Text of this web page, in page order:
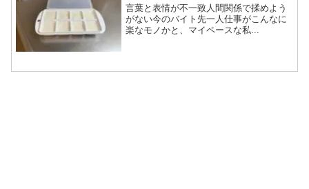
言葉と表情が不一致人間関係で揉めよう
がない今のバイト先一人仕事がこんなに
楽なモノかと、マイペースな私...